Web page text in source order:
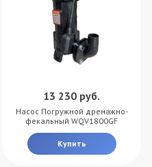
13 230 руб.
Насос Погружной дренажно-
фекальный WQV1800GF
Купить